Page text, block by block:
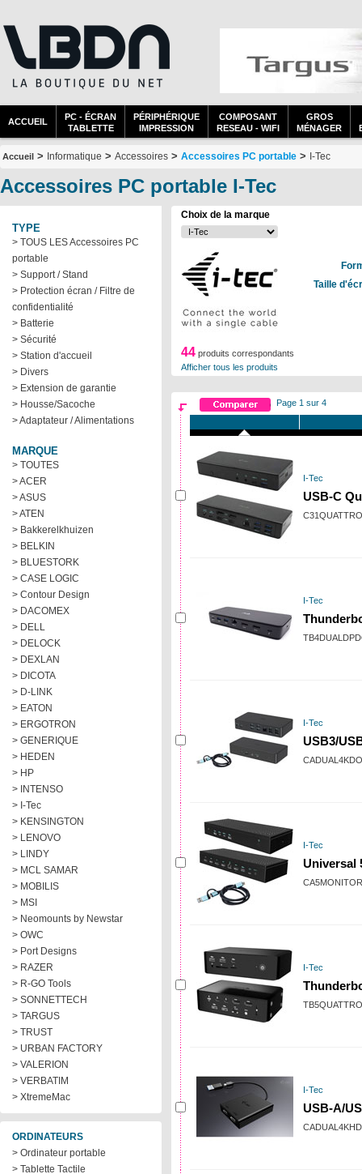
ACCUEIL
PC - ÉCRAN
TABLETTE
PÉRIPHÉRIQUE
IMPRESSION
COMPOSANT
RESEAU - WIFI
GROS
MÉNAGER
Accueil > Informatique > Accessoires > Accessoires PC portable > I-Tec
Accessoires PC portable I-Tec
TYPE
> TOUS LES Accessoires PC
portable
> Support / Stand
> Protection écran / Filtre de
confidentialité
> Batterie
> Sécurité
> Station d'accueil
> Divers
> Extension de garantie
> Housse/Sacoche
> Adaptateur / Alimentations
MARQUE
> TOUTES
> ACER
> ASUS
> ATEN
> Bakkerelkhuizen
> BELKIN
> BLUESTORK
> CASE LOGIC
> Contour Design
> DACOMEX
> DELL
> DELOCK
> DEXLAN
> DICOTA
> D-LINK
> EATON
> ERGOTRON
> GENERIQUE
> HEDEN
> HP
> INTENSO
> I-Tec
> KENSINGTON
> LENOVO
> LINDY
> MCL SAMAR
> MOBILIS
> MSI
> Neomounts by Newstar
> OWC
> Port Designs
> RAZER
> R-GO Tools
> SONNETTECH
> TARGUS
> TRUST
> URBAN FACTORY
> VALERION
> VERBATIM
> XtremeMac
ORDINATEURS
> Ordinateur portable
> Tablette Tactile
Choix de la marque
Taille
44 produits correspondants
Afficher tous les produits
Page 1 sur 4
I-Tec
USB-C
I-Tec
I-Tec
USB3/
I-Tec
Universal
I-Tec
I-Tec
USB-A/